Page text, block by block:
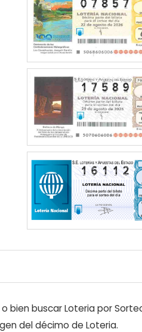
bien buscar Loteria por
del décimo de Loteria.